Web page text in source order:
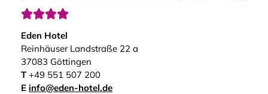

Eden Hotel
Reinhäuser Landstraße 22 a
37083 Göttingen
T+49 551 507 200
E info@eden-hotel.de